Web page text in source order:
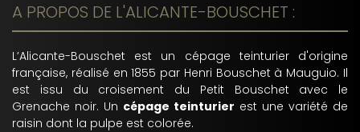
A PROPOS DE L'ALICANTE-BOUSCHET :
L’Alicante-Bouschet est un cépage teinturier d'origine
française, réalisé en 1855 par Henri Bouschet à Mauguio. Il
est issu du croisement du Petit Bouschet avec le
Grenache noir. Un cépage teinturier est une variété de
raisin dont la pulpe est colorée.